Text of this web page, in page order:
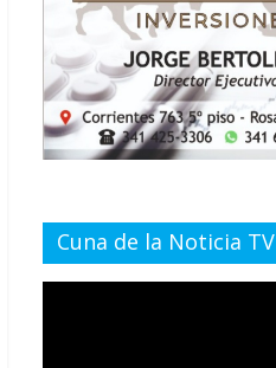
Cuna de la Noticia TV